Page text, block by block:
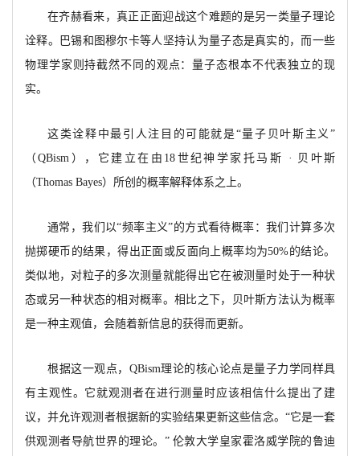
在齐赫看来，真正正面迎战这个难题的是另一类量子理论
诠释。巴锡和图穆尔卡等人坚持认为量子态是真实的，而一些
物理学家则持截然不同的观点：量子态根本不代表独立的现
实。
这类诠释中最引人注目的可能就是“量子贝叶斯主义”
（QBism），它建立在由18世纪神学家托马斯 · 贝叶斯
（Thomas Bayes）所创的概率解释体系之上。
通常，我们以“频率主义”的方式看待概率：我们计算多次
抛掷硬币的结果，得出正面或反面向上概率均为50%的结论。
类似地，对粒子的多次测量就能得出它在被测量时处于一种状
态或另一种状态的相对概率。相比之下，贝叶斯方法认为概率
是一种主观值，会随着新信息的获得而更新。
根据这一观点， QBism理论的核心论点是量子力学同样具
有主观性。它就观测者在进行测量时应该相信什么提出了建
议，并允许观测者根据新的实验结果更新这些信念。“它是一套
供观测者导航世界的理论。” 伦敦大学皇家霍洛威学院的鲁迪